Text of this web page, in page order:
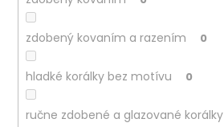
zdobený kovaním a razením 0
hladké korálky bez motívu 0
ručne zdobené a glazované korálky